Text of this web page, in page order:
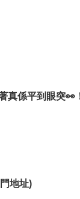
真係平到眼突👀
地址)